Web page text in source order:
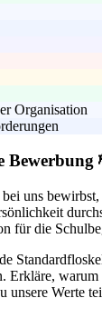
Organisation
Bewerbung
uns
für die
Erkläre, warum
unsere Werte